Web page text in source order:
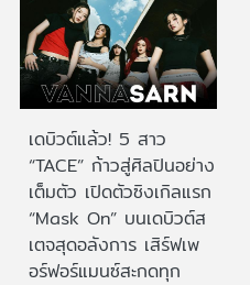
เดบิวต์แล้ว! 5 สาว
“TACE” ก้าวสู่ศิลปินอย่าง
เต็มตัว เปิดตัวซิงเกิลแรก
“Mask On” บนเดบิวต์ส
เตจสุดอลังการ เสิร์ฟเพ
อร์ฟอร์แมนซ์สะกดทุก